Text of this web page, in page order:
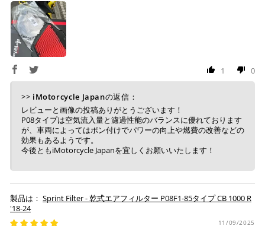
※ 楽天ポイントが貯まるのは楽天カード・楽天ポイン
ト・楽天ペイ残高でのお支払いに限ります。
※ 現在楽天ペイでご使用頂けるクレジットカードは
Visa、Mastercard、JCBのみです。
上記キャッシュレス決済アカウントからご希望のお支払
※ ご利用には事前にPayPay、Apple Payの利用登録が
1 0
>> iMotorcycle Japanの返信：
レビューと画像の投稿ありがとうございます！
P08タイプは空気流入量と濾過性能のバランスに優れております
が、車両によってはポン付けでパワーの向上や燃費の改善などの
効果もあるようです。
今後ともiMotorcycle Japanを宜しくお願いいたします！
Sprint Filter - 乾式エアフィルター P08F1-85タイプ CB 1000 R
'18-24
11/09/2025